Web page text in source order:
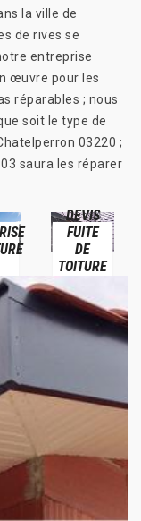
la ville de
de rives se
entreprise
œuvre pour les
réparables ; nous
soit le type de
03220 ;
saura les réparer
DEVIS
FUITE
DE
TOITURE